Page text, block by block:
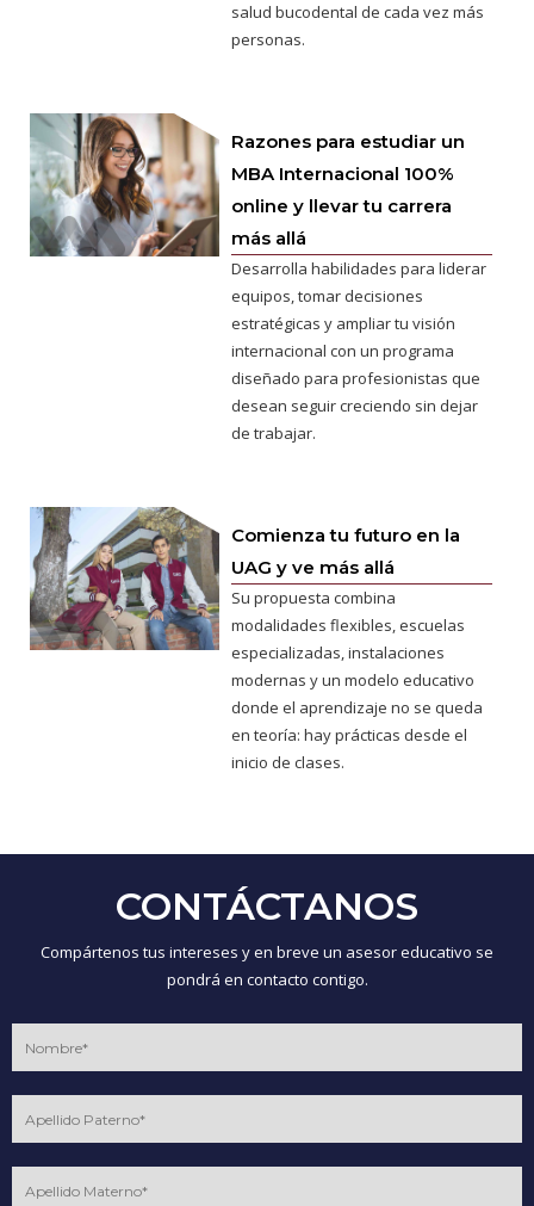
salud bucodental de cada vez más
personas.
Razones para estudiar un
MBA Internacional 100%
online y llevar tu carrera
más allá
Desarrolla habilidades para liderar
equipos, tomar decisiones
estratégicas y ampliar tu visión
internacional con un programa
diseñado para profesionistas que
desean seguir creciendo sin dejar
de trabajar.
Comienza tu futuro en la
UAG y ve más allá
Su propuesta combina
modalidades flexibles, escuelas
especializadas, instalaciones
modernas y un modelo educativo
donde el aprendizaje no se queda
en teoría: hay prácticas desde el
inicio de clases.
CONTÁCTANOS
Compártenos tus intereses y en breve un asesor educativo se
pondrá en contacto contigo.